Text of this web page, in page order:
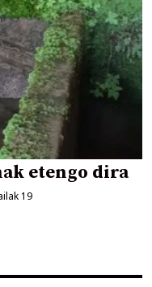
etengo dira
19